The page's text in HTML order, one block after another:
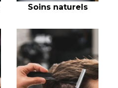
Soins naturels